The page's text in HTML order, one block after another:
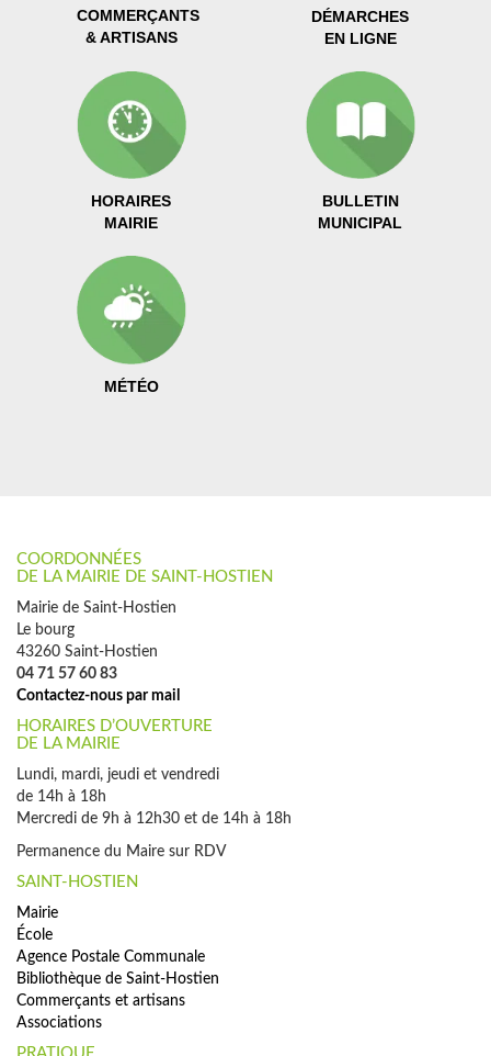
COMMERÇANTS
& ARTISANS
DÉMARCHES
EN LIGNE
HORAIRES
MAIRIE
BULLETIN
MUNICIPAL
MÉTÉO
COORDONNÉES
DE LA MAIRIE DE SAINT-HOSTIEN
Mairie de Saint-Hostien
Le bourg
43260 Saint-Hostien
04 71 57 60 83
Contactez-nous par mail
HORAIRES D’OUVERTURE
DE LA MAIRIE
Lundi, mardi, jeudi et vendredi
de 14h à 18h
Mercredi de 9h à 12h30 et de 14h à 18h
Permanence du Maire sur RDV
SAINT-HOSTIEN
Mairie
École
Agence Postale Communale
Bibliothèque de Saint-Hostien
Commerçants et artisans
Associations